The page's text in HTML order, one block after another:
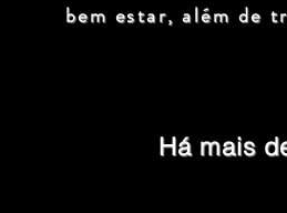
bem estar, além de
Há mais